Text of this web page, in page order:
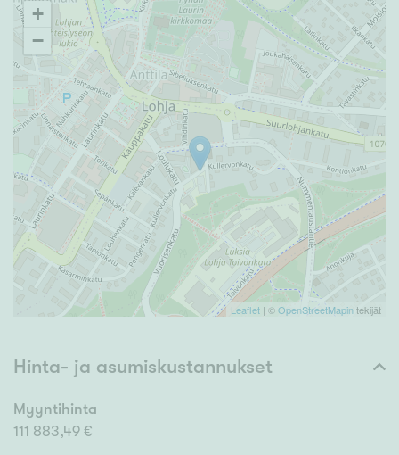
+
−
Leaflet | ©OpenStreetMapintekijät
Hinta- ja asumiskustannukset
Myyntihinta
111 883,49 €